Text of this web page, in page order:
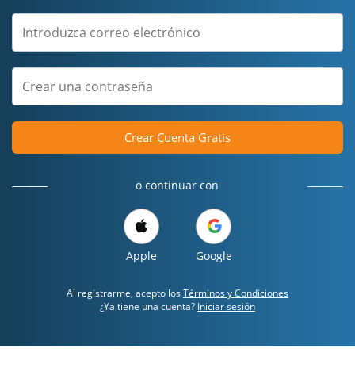
Crear Cuenta Gratis
o continuar con
Apple Google
Al registrarme, acepto los Términos y Condiciones
¿Ya tiene una cuenta? Iniciar sesión